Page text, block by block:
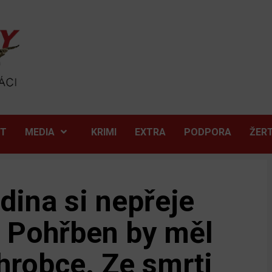
MEDIA KRIMI EXTRA PODPORA
si nepřeje
by měl
Ze smrti